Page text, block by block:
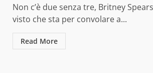
Non c’è due senza tre, Britney
visto che sta per convolare a...
Read More